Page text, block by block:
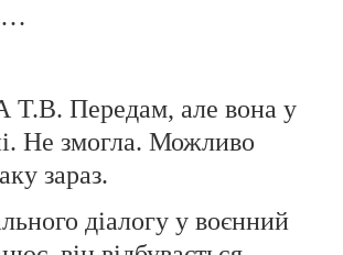
Передам, але вона у
Не змогла. Можливо
зараз.
діалогу у воєнний